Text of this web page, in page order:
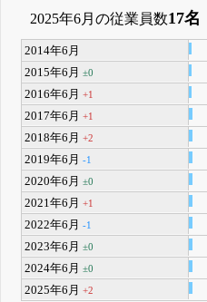
2025年6月の従業員数17名
2014年6月
2015年6月±0
2016年6月+1
2017年6月+1
2018年6月+2
2019年6月-1
2020年6月±0
2021年6月+1
2022年6月-1
2023年6月±0
2024年6月±0
2025年6月+2